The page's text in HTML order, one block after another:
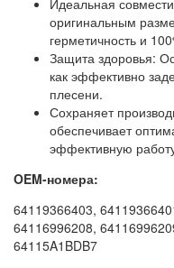
оригинальным
герметичность и
Защита здоровья:
как эффективно
плесени.
Сохраняет
обеспечивает
эффективную
OEM-номера:
64119366403,
64116996208,
64115A1BDB7